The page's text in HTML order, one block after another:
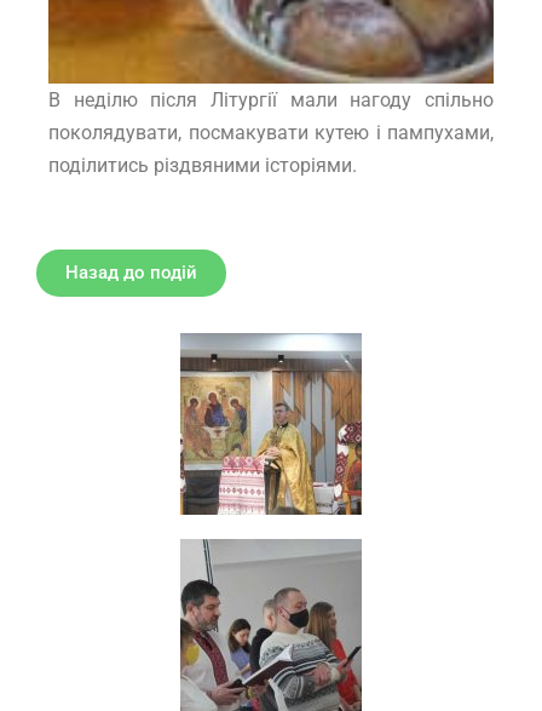
В неділю після Літургії мали нагоду спільно
поколядувати, посмакувати кутею і пампухами,
поділитись різдвяними історіями.
Назад до подій